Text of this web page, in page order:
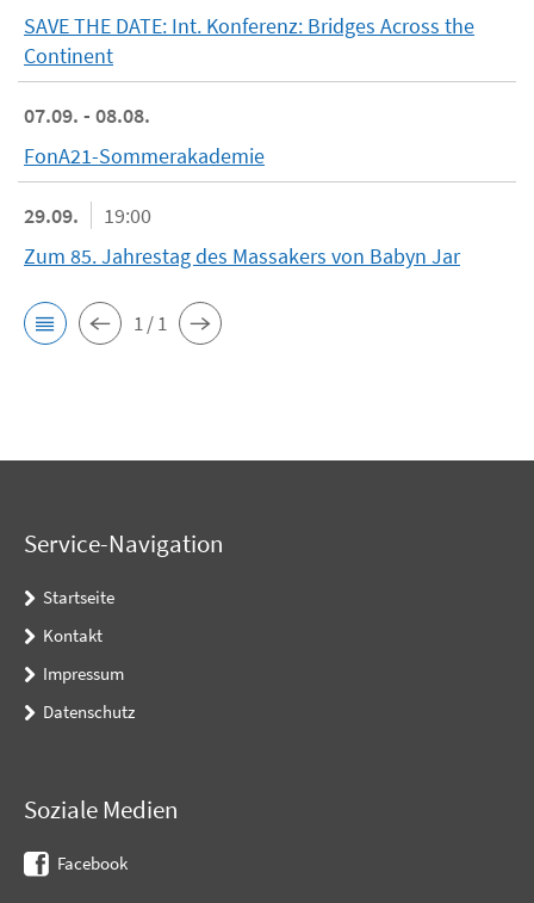
SAVE THE DATE: Int. Konferenz: Bridges Across the
Continent
07.09. - 08.08.
FonA21-Sommerakademie
29.09.
19:00
Zum 85. Jahrestag des Massakers von Babyn Jar
1 / 1
Service-Navigation
Startseite
Kontakt
Impressum
Datenschutz
Soziale Medien
Facebook